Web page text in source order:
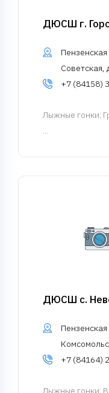
ДЮСШ г.
Советская,
+7 (84158)
Лыжные гонки;
...
ДЮСШ с.
+7 (84164)
Лыжные гонки;